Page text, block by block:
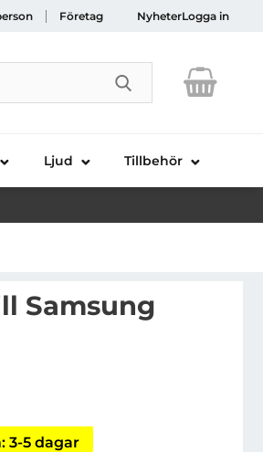
Företag NyheterLogga in
Genomför
Ljud Tillbehör
Samsung
3-5 dagar